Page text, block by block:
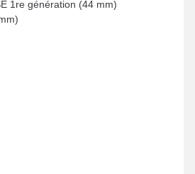
1re génération (44 mm)